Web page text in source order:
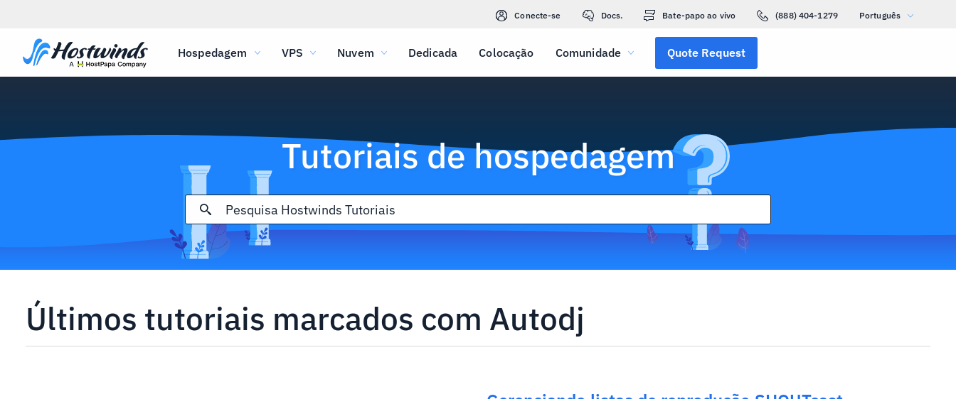
Conecte-se Docs. Bate-papo ao vivo (888) 404-1279 Português
Hospedagem VPS Nuvem Dedicada Colocação Comunidade Quote Request
Tutoriais de hospedagem
Últimos tutoriais marcados com Autodj